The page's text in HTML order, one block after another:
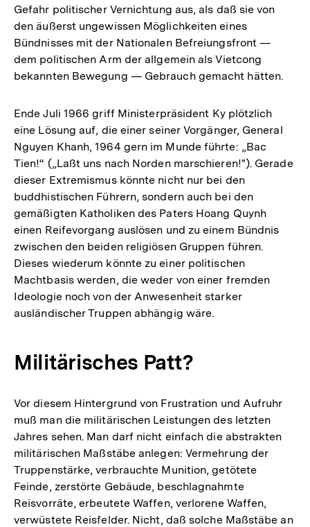
Gefahr politischer Vernichtung aus, als daß sie von
den äußerst ungewissen Möglichkeiten eines
Bündnisses mit der Nationalen Befreiungsfront —
dem politischen Arm der allgemein als Vietcong
bekannten Bewegung — Gebrauch gemacht hätten.
Ende Juli 1966 griff Ministerpräsident Ky plötzlich
eine Lösung auf, die einer seiner Vorgänger, General
Nguyen Khanh, 1964 gern im Munde führte: „Bac
Tien!“ („Laßt uns nach Norden marschieren!"). Gerade
dieser Extremismus könnte nicht nur bei den
buddhistischen Führern, sondern auch bei den
gemäßigten Katholiken des Paters Hoang Quynh
einen Reifevorgang auslösen und zu einem Bündnis
zwischen den beiden religiösen Gruppen führen.
Dieses wiederum könnte zu einer politischen
Machtbasis werden, die weder von einer fremden
Ideologie noch von der Anwesenheit starker
ausländischer Truppen abhängig wäre.
Militärisches Patt?
Vor diesem Hintergrund von Frustration und Aufruhr
muß man die militärischen Leistungen des letzten
Jahres sehen. Man darf nicht einfach die abstrakten
militärischen Maßstäbe anlegen: Vermehrung der
Truppenstärke, verbrauchte Munition, getötete
Feinde, zerstörte Gebäude, beschlagnahmte
Reisvorräte, erbeutete Waffen, verlorene Waffen,
verwüstete Reisfelder. Nicht, daß solche Maßstäbe an